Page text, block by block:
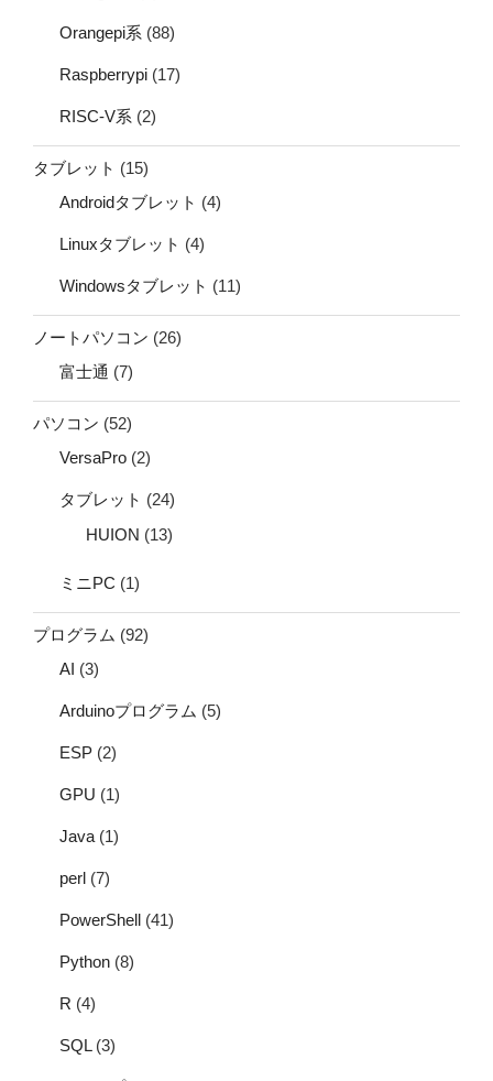
Orangepi系 (88)
Raspberrypi (17)
RISC-V系 (2)
タブレット (15)
Androidタブレット (4)
Linuxタブレット (4)
Windowsタブレット (11)
ノートパソコン (26)
富士通 (7)
パソコン (52)
VersaPro (2)
タブレット (24)
HUION (13)
ミニPC (1)
プログラム (92)
AI (3)
Arduinoプログラム (5)
ESP (2)
GPU (1)
Java (1)
perl (7)
PowerShell (41)
Python (8)
R (4)
SQL(3)